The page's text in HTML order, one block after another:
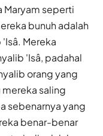
Maryam seperti
bunuh adalah
Mereka
'Isâ, padahal
orang yang
mereka saling
sebenarnya yang
benar-benar